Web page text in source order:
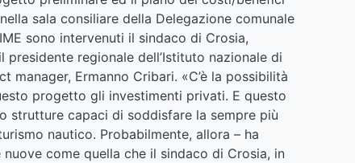
sala consiliare della Delegazione comunale
sono intervenuti il sindaco di Crosia,
regionale dell’Istituto nazionale di
manager, Ermanno Cribari. «C’è la possibilità
progetto gli investimenti privati. E questo
strutture capaci di soddisfare la sempre più
nautico. Probabilmente, allora – ha
come quella che il sindaco di Crosia, in